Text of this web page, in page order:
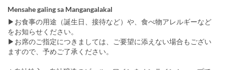
Mensahe galing sa Mangangalakal
▶お食事の用途（誕生日、接待など）や、食べ物アレルギーなど
をお知らせください。
▶お席のご指定につきましては、ご要望に添えない場合もござい
ますので、予めご了承ください。